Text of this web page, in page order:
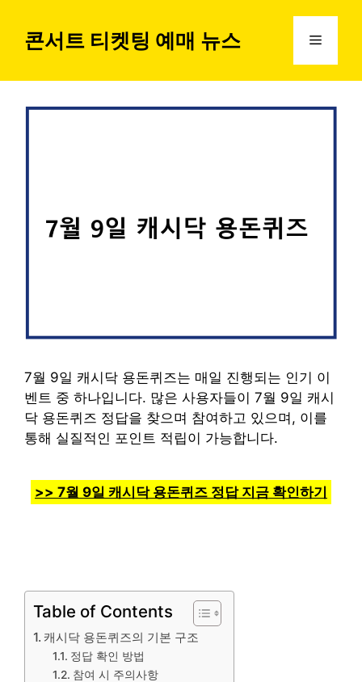
콘서트 티켓팅 예매 뉴스 메
7월 9일 캐시닥 용돈퀴즈는 매일 진행되는 인기 이
벤트 중 하나입니다. 많은 사용자들이 7월 9일 캐시
닥 용돈퀴즈 정답을 찾으며 참여하고 있으며, 이를
통해 실질적인 포인트 적립이 가능합니다.
>> 7월 9일 캐시닥 용돈퀴즈 정답 지금 확인하기
Table of Contents
캐시닥 용돈퀴즈의 기본 구조
정답 확인 방법
참여 시 주의사항